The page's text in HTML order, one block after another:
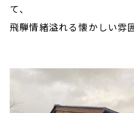
て、
飛騨情緒溢れる懐かしい雰